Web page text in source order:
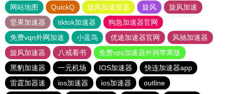
网站地图 QuickQ 旋风加速度器 旋风
旋风加速
坚果加速器
tiktok加速器
狗急加速器官网
免费vqn外网加速
小蓝鸟 优途加速器官网
风驰加速器
旋风加速器
八戒看书
免费vps加速器外网苹果版
黑豹加速器
一元机场 IOS加速器
快连加速器app
雷霆加器速
ios加速器 ios加速器 outline